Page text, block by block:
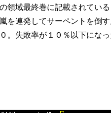
領域最終巻に記載されてい
を連発してサーペントを倒
。失敗率が１０％以下になっ